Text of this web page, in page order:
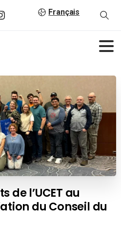
Français
de l’UCET au
du Conseil du